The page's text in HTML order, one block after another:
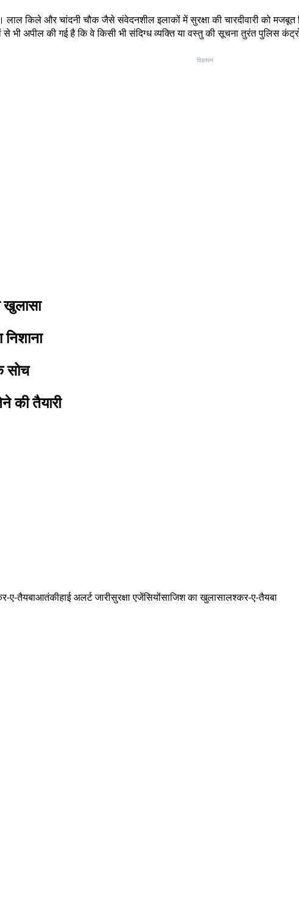
किले और चांदनी चौक जैसे संवेदनशील इलाकों में सुरक्षा की चारदीवारी को
से भी अपील की गई है कि वे किसी भी संदिग्ध व्यक्ति या वस्तु की सूचना तुरंत पुलिस
विज्ञापन
खुलासा
सोच
की तैयारी
ए-तैयबाआतंकीहाई अलर्ट जारीसुरक्षा एजेंसियोंसाजिश का खुलासालश्कर-ए-तैयबा